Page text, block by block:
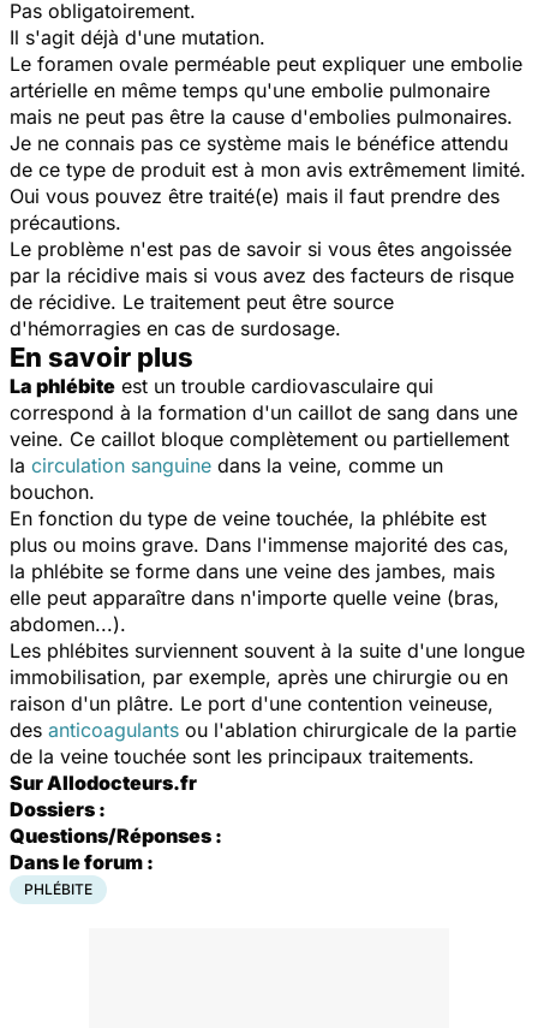
Pas obligatoirement.
Il s'agit déjà d'une mutation.
Le foramen ovale perméable peut expliquer une embolie
artérielle en même temps qu'une embolie pulmonaire
mais ne peut pas être la cause d'embolies pulmonaires.
Je ne connais pas ce système mais le bénéfice attendu
de ce type de produit est à mon avis extrêmement limité.
Oui vous pouvez être traité(e) mais il faut prendre des
précautions.
Le problème n'est pas de savoir si vous êtes angoissée
par la récidive mais si vous avez des facteurs de risque
de récidive. Le traitement peut être source
d'hémorragies en cas de surdosage.
En savoir plus
La phlébite est un trouble cardiovasculaire qui
correspond à la formation d'un caillot de sang dans une
veine. Ce caillot bloque complètement ou partiellement
la circulation sanguine dans la veine, comme un
bouchon.
En fonction du type de veine touchée, la phlébite est
plus ou moins grave. Dans l'immense majorité des cas,
la phlébite se forme dans une veine des jambes, mais
elle peut apparaître dans n'importe quelle veine (bras,
abdomen...).
Les phlébites surviennent souvent à la suite d'une longue
immobilisation, par exemple, après une chirurgie ou en
raison d'un plâtre. Le port d'une contention veineuse,
des anticoagulants ou l'ablation chirurgicale de la partie
de la veine touchée sont les principaux traitements.
Sur Allodocteurs.fr
Dossiers :
Questions/Réponses :
Dans le forum :
PHLÉBITE